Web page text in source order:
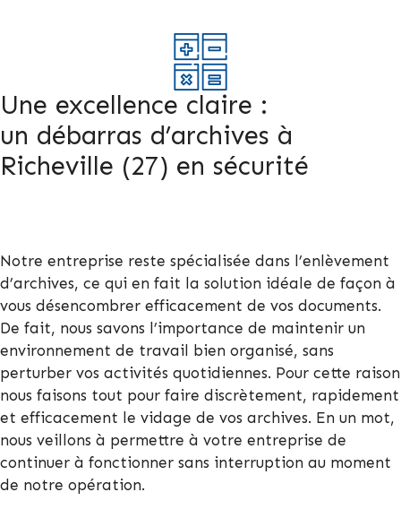
Une excellence claire :
un débarras d’archives à
Richeville (27) en sécurité
Notre entreprise reste spécialisée dans l’enlèvement
d’archives, ce qui en fait la solution idéale de façon à
vous désencombrer efficacement de vos documents.
De fait, nous savons l’importance de maintenir un
environnement de travail bien organisé, sans
perturber vos activités quotidiennes. Pour cette raison
nous faisons tout pour faire discrètement, rapidement
et efficacement le vidage de vos archives. En un mot,
nous veillons à permettre à votre entreprise de
continuer à fonctionner sans interruption au moment
de notre opération.